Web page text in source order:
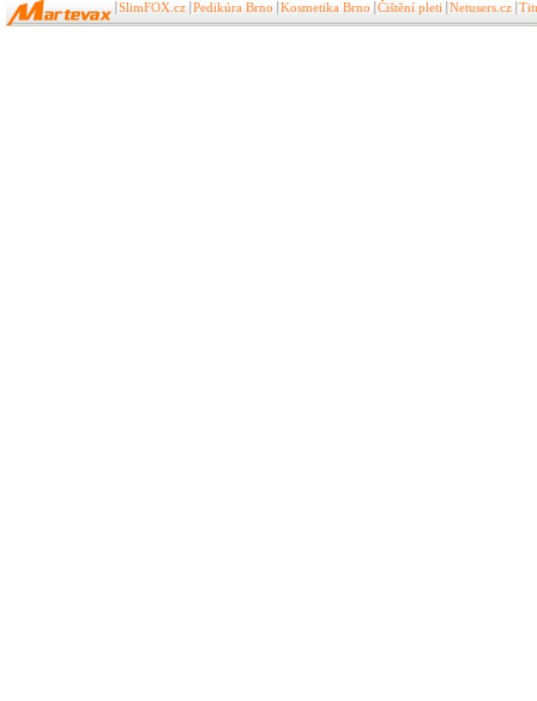
SlimFOX.cz Pedikúra Brno Kosmetika Brno Čištění pleti Netusers.cz